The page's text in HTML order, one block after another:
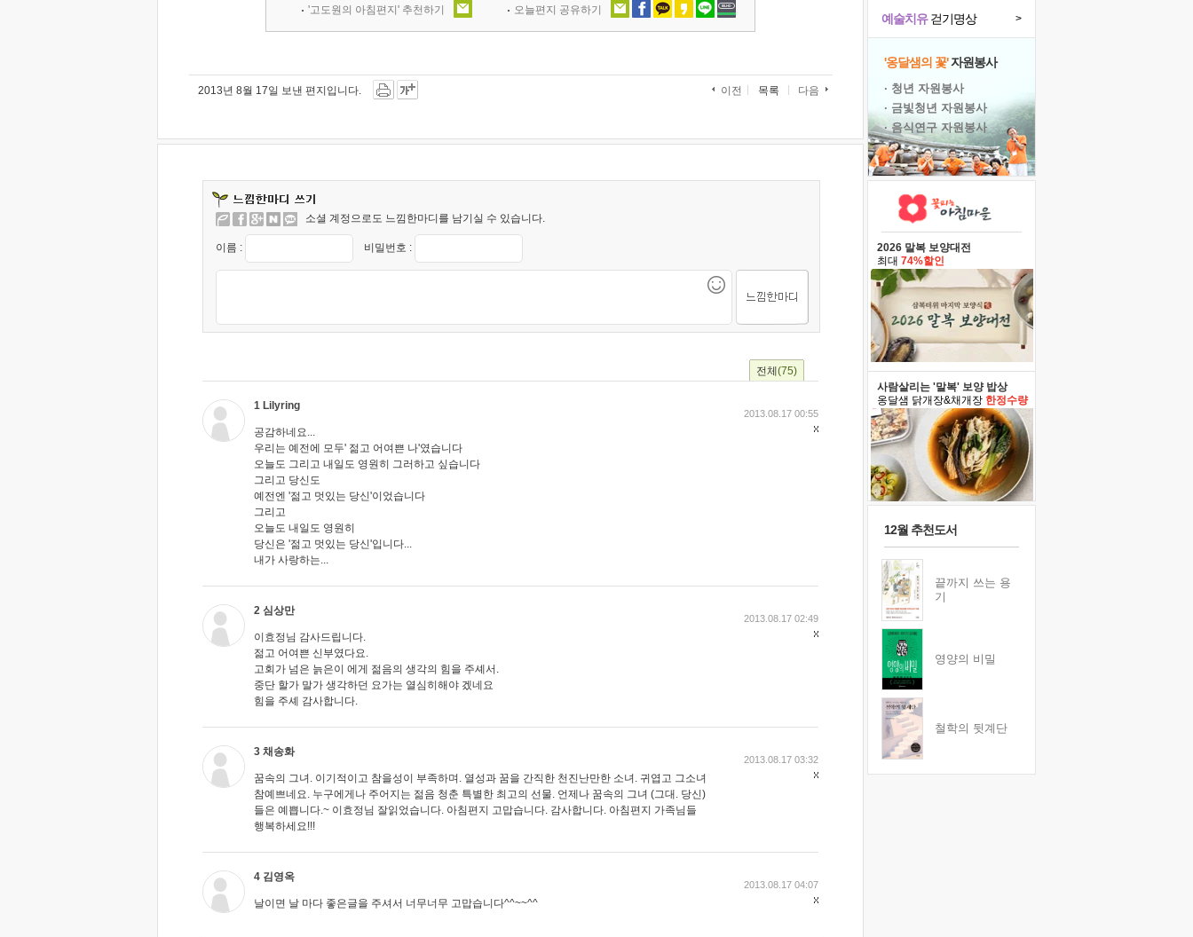
'고도원의 아침편지' 추천하기 오늘편지 공유하기
2013년 8월 17일 보낸 편지입니다. 이전 목록 다음
소셜 계정으로도 느낌한마디를 남기실 수 있습니다.
이름 : 비밀번호 :
전체 (75)
1 Lilyring
공감하네요...
우리는 예전에 모두' 젊고 어여쁜 나'였습니다
오늘도 그리고 내일도 영원히 그러하고 싶습니다
그리고 당신도
예전엔 '젊고 멋있는 당신'이었습니다
그리고
오늘도 내일도 영원히
당신은 '젊고 멋있는 당신'입니다...
내가 사랑하는...
2013.08.17 00:55
2 심상만
이효정님 감사드립니다.
젊고 어여쁜 신부였다요.
고회가 넘은 늙은이 에게 젊음의 생각의 힘을 주셰서.
중단 할가 말가 생각하던 요가는 열심히해야 겠네요
힘을 주셰 감사합니다.
2013.08.17 02:49
3 채송화
꿈속의 그녀. 이기적이고 참을성이 부족하며. 열성과 꿈을 간직한 천진난만한 소녀. 귀엽고 그소녀
참예쁘네요. 누구에게나 주어지는 젊음 청춘 특별한 최고의 선물. 언제나 꿈속의 그녀 (그대. 당신)
들은 예쁩니다.~ 이효정님 잘읽었습니다. 아침편지 고맙습니다. 감사합니다. 아침편지 가족님들
행복하세요!!!
2013.08.17 03:32
4 김영옥
날이면 날 마다 좋은글을 주셔서 너무너무 고맙습니다^^~~^^
2013.08.17 04:07
예술치유걷기명상 >
'옹달샘의 꽃'자원봉사
· 청년 자원봉사
· 금빛청년 자원봉사
· 음식연구 자원봉사
2026 말복 보양대전
최대 74%할인
사람살리는 '말복' 보양 밥상
옹달샘 닭개장&채개장 한정수량
12월 추천도서
끝까지 쓰는 용
기
영양의 비밀
철학의 뒷계단